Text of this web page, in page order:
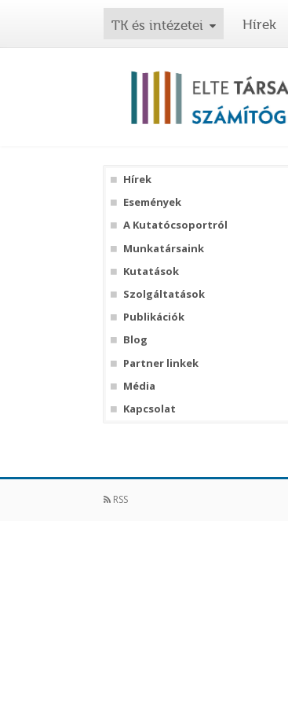
TK és intézetei Hírek
Hírek
Események
A Kutatócsoportról
Munkatársaink
Kutatások
Szolgáltatások
Publikációk
Blog
Partner linkek
Média
Kapcsolat
RSS